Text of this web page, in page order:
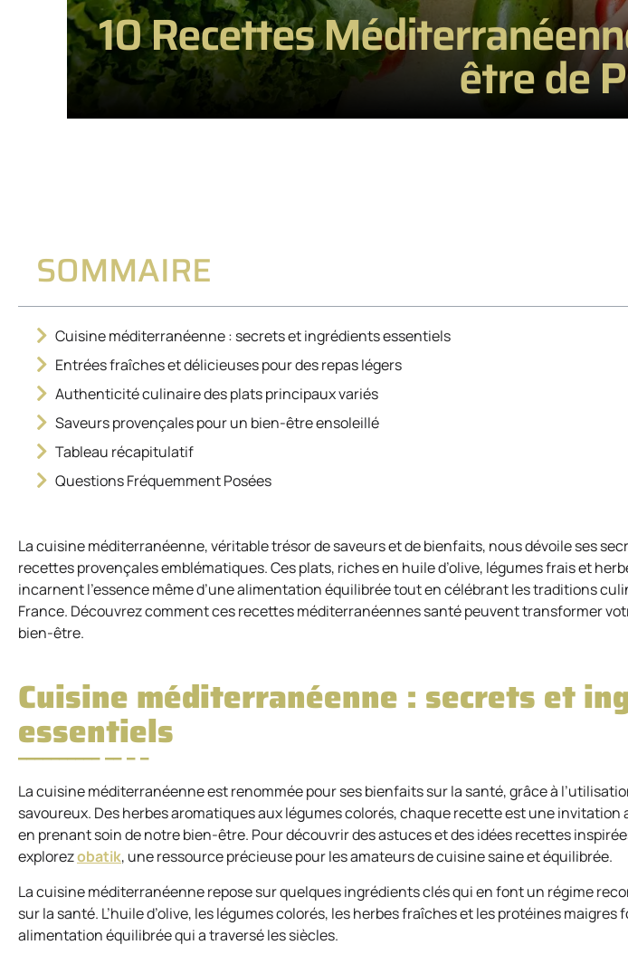
10 Recettes
être de
SOMMAIRE
Cuisine méditerranéenne : secrets et ingrédients essentiels
Entrées fraîches et délicieuses pour des repas légers
Authenticité culinaire des plats principaux variés
Saveurs provençales pour un bien-être ensoleillé
Tableau récapitulatif
Questions Fréquemment Posées
La cuisine méditerranéenne, véritable trésor de saveurs et de bienfaits, nous dévoile ses
recettes provençales emblématiques. Ces plats, riches en huile d’olive, légumes frais et
incarnent l’essence même d’une alimentation équilibrée tout en célébrant les traditions
France. Découvrez comment ces recettes méditerranéennes santé peuvent transformer
bien-être.
Cuisine méditerranéenne : secrets et
essentiels
La cuisine méditerranéenne est renommée pour ses bienfaits sur la santé, grâce à
savoureux. Des herbes aromatiques aux légumes colorés, chaque recette est une
en prenant soin de notre bien-être. Pour découvrir des astuces et des idées recettes
explorezobatik, une ressource précieuse pour les amateurs de cuisine saine et équilibrée.
La cuisine méditerranéenne repose sur quelques ingrédients clés qui en font un régime
sur la santé. L’huile d’olive, les légumes colorés, les herbes fraîches et les protéines maigres
alimentation équilibrée qui a traversé les siècles.